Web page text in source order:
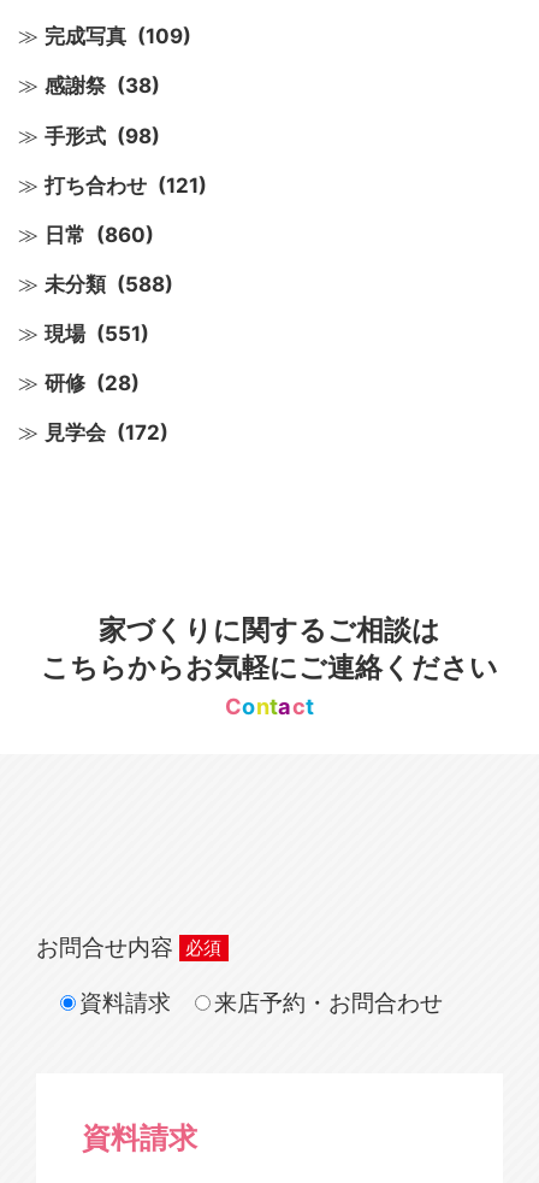
完成写真 (109)
感謝祭 (38)
手形式 (98)
打ち合わせ (121)
日常 (860)
未分類 (588)
現場 (551)
研修 (28)
見学会 (172)
家づくりに関するご相談は
こちらからお気軽にご連絡ください
Contact
お問合せ内容
資料請求
来店予約・お問合わせ
資料請求